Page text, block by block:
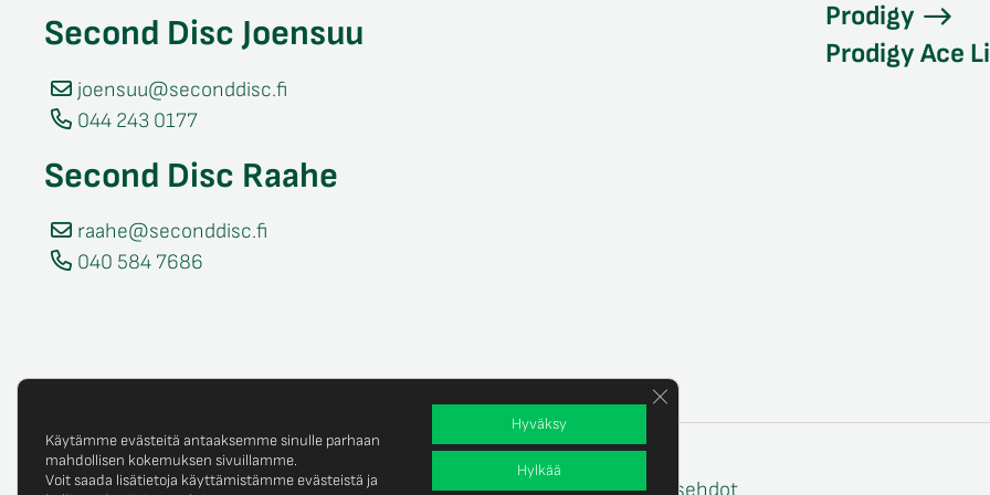
Second Disc Joensuu
joensuu@seconddisc.fi
044 243 0177
Second Disc Raahe
raahe@seconddisc.fi
040 584 7686
Prodigy
Prodigy Ace
© Copyright 2025 Second Disc Oy
Käytämme evästeitä antaaksemme sinulle parhaan
mahdollisen kokemuksen sivuillamme.
Voit saada lisätietoja käyttämistämme evästeistä ja
Hyväksy
Hylkää
Sulje evästebanneri